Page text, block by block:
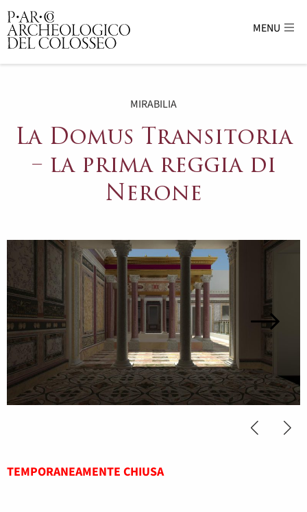
Parco Archeologico del Colosseo - sito
MENU
MIRABILIA
La Domus Transitoria
– la prima reggia di
Nerone
TEMPORANEAMENTE CHIUSA